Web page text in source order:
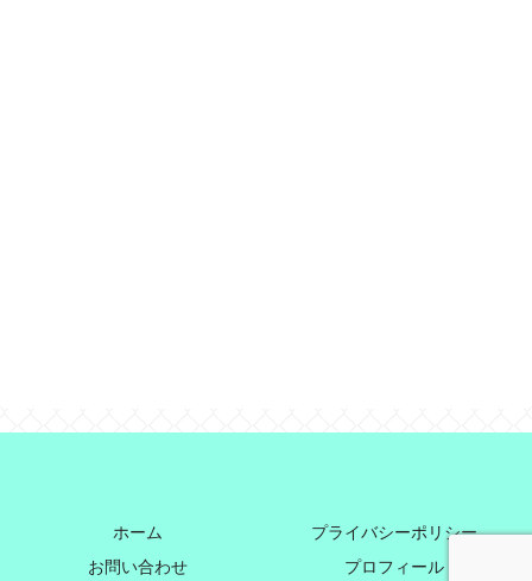
ホーム
プライバシーポリシー
お問い合わせ
プロフィール